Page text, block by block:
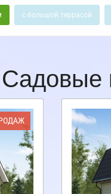
с большой террасой
Садовые